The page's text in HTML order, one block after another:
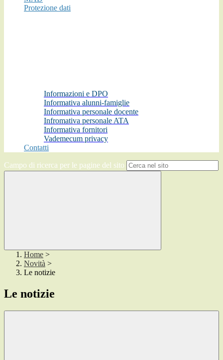
Protezione dati
Informazioni e DPO
Informativa alunni-famiglie
Informativa personale docente
Infromativa personale ATA
Informativa fornitori
Vademecum privacy
Contatti
Campo di ricerca per le pagine del sito
Home >
Novità >
Le notizie
Le notizie